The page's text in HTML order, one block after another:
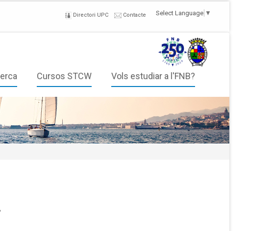
Select Language ▼
Directori UPC Contacte
Cursos STCW Vols estudiar a l'FNB?